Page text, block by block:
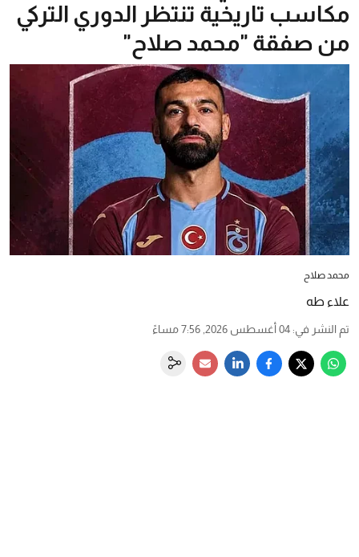
مكاسب تاريخية تنتظر الدوري التركي
من صفقة "محمد صلاح"
محمد صلاح
علاء طه
تم النشر في: 04 أغسطس 2026, 7:56 مساءً